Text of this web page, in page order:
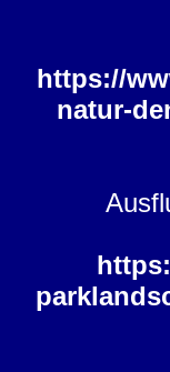
https://
natur-